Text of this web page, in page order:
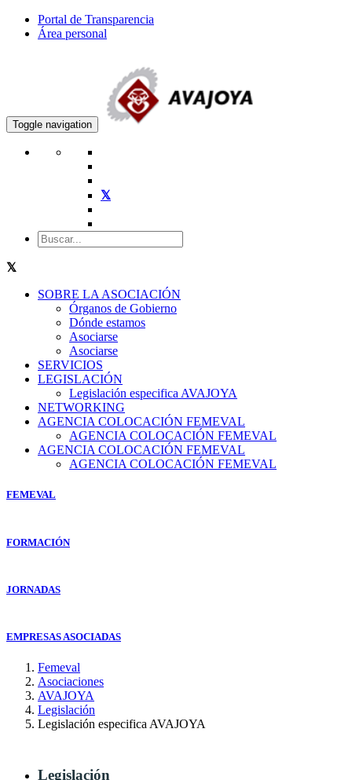
Portal de Transparencia
Área personal
Toggle navigation
SOBRE LA ASOCIACIÓN
Órganos de Gobierno
Dónde estamos
Asociarse
Asociarse
SERVICIOS
LEGISLACIÓN
Legislación especifica AVAJOYA
NETWORKING
AGENCIA COLOCACIÓN FEMEVAL
AGENCIA COLOCACIÓN FEMEVAL
AGENCIA COLOCACIÓN FEMEVAL
AGENCIA COLOCACIÓN FEMEVAL
FEMEVAL
FORMACIÓN
JORNADAS
EMPRESAS ASOCIADAS
Femeval
Asociaciones
AVAJOYA
Legislación
Legislación especifica AVAJOYA
Legislación